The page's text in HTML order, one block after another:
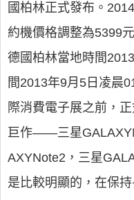
國柏林正式發布。
約機價格調整為5399元
德國柏林當地時間
間2013年9月5日凌晨
際消費電子展之前，
巨作——三星
AXYNote2，三星
是比較明顯的，在保